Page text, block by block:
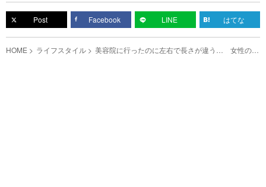
Post Facebook LINE はてな
HOME ライフスタイル 美容院に行ったのに左右で長さが違う… 女性の悩
みを聞いて美容師はどうする？